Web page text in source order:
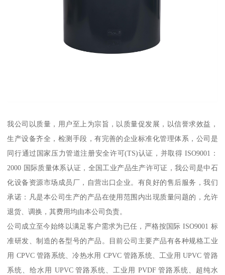
我公司以质量，用户至上为宗旨，以质量促发展，以信誉求效益，
生产设备齐全，检测手段，有完善的企业标准化管理体系，公司是
同行通过国家压力管道注册安全许可(TS)认证，并取得 ISO9001：
2000 国际质量体系认证，全国工业产品生产许可证，我公司是中石
化设备资源市场成员厂，自营出口企业。有良好的售后服务，我们
承诺：凡是本公司生产的产品在使用范围内出现质量问题的，允许
退货、调换，其费用均由本公司负责。
公司成立至今始终以满足客户需求为已任，严格按国际 ISO9001 标
准研发、制造的各型号的产品。目前公司主要产品有各种规格工业
用 CPVC 管路系统、冷热水用 CPVC 管路系统、工业用 UPVC 管路
系统、给水用 UPVC 管路系统、工业用 PVDF 管路系统、超纯水